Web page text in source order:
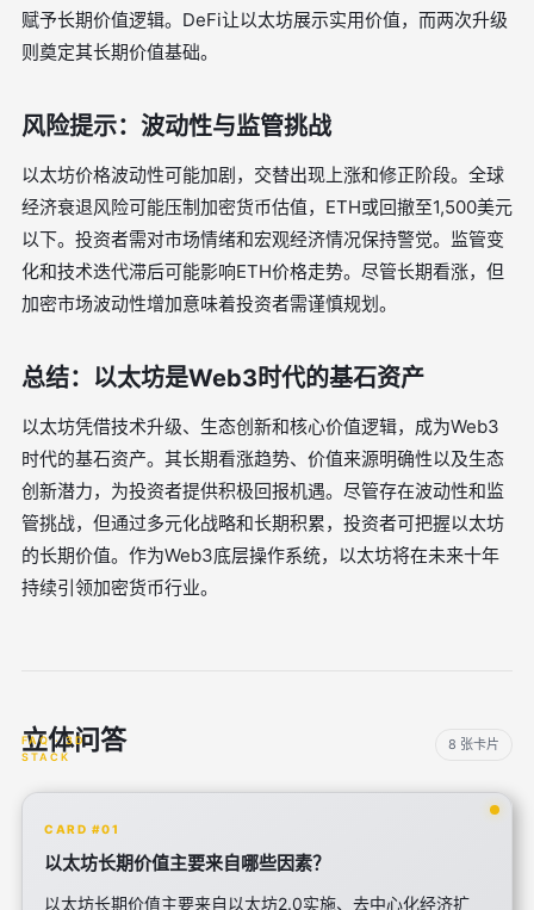
赋予长期价值逻辑。DeFi让以太坊展示实用价值，而两次升级
则奠定其长期价值基础。
风险提示：波动性与监管挑战
以太坊价格波动性可能加剧，交替出现上涨和修正阶段。全球
经济衰退风险可能压制加密货币估值，ETH或回撤至1,500美元
以下。投资者需对市场情绪和宏观经济情况保持警觉。监管变
化和技术迭代滞后可能影响ETH价格走势。尽管长期看涨，但
加密市场波动性增加意味着投资者需谨慎规划。
总结：以太坊是Web3时代的基石资产
以太坊凭借技术升级、生态创新和核心价值逻辑，成为Web3
时代的基石资产。其长期看涨趋势、价值来源明确性以及生态
创新潜力，为投资者提供积极回报机遇。尽管存在波动性和监
管挑战，但通过多元化战略和长期积累，投资者可把握以太坊
的长期价值。作为Web3底层操作系统，以太坊将在未来十年
持续引领加密货币行业。
立体问答 8 张卡片
CARD #01
以太坊长期价值主要来自哪些因素？
以太坊长期价值主要来自以太坊2.0实施、去中心化经济扩